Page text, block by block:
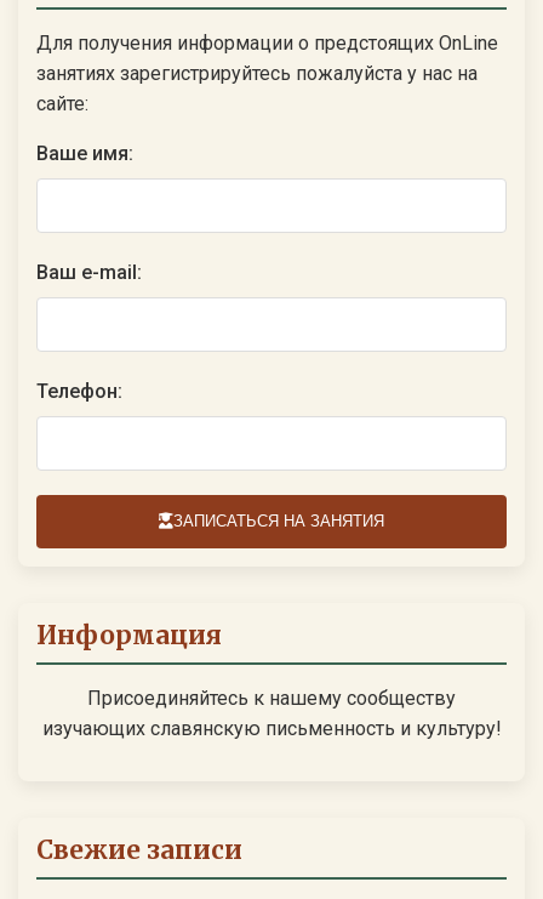
Для получения информации о предстоящих OnLine
занятиях зарегистрируйтесь пожалуйста у нас на
сайте:
Ваше имя:
Ваш e-mail:
Телефон:
ЗАПИСАТЬСЯ НА ЗАНЯТИЯ
Информация
Присоединяйтесь к нашему сообществу
изучающих славянскую письменность и культуру!
Свежие записи